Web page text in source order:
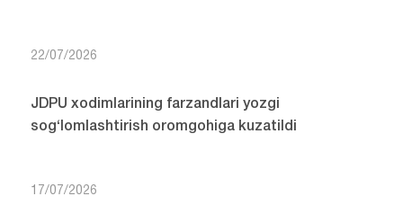
22/07/2026
JDPU xodimlarining farzandlari yozgi
sog‘lomlashtirish oromgohiga kuzatildi
17/07/2026